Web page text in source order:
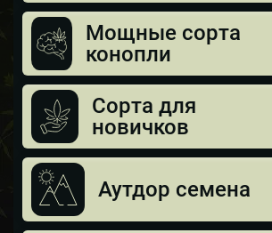
Мощные сорта
конопли
Сорта для
новичков
Аутдор семена